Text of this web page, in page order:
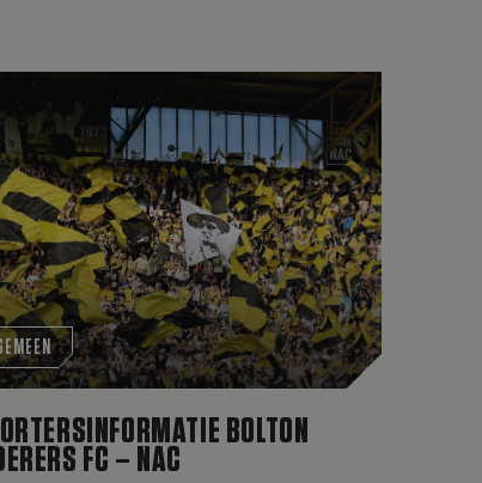
‘Trots en veel respect’
BOLTON
FC – NAC
Bolton Wanderers FC – NAC